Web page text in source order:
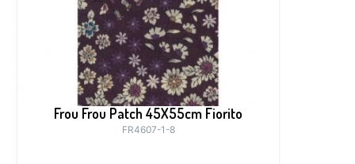
Frou Frou Patch 45X55cm Fiorito
FR4607-1-8